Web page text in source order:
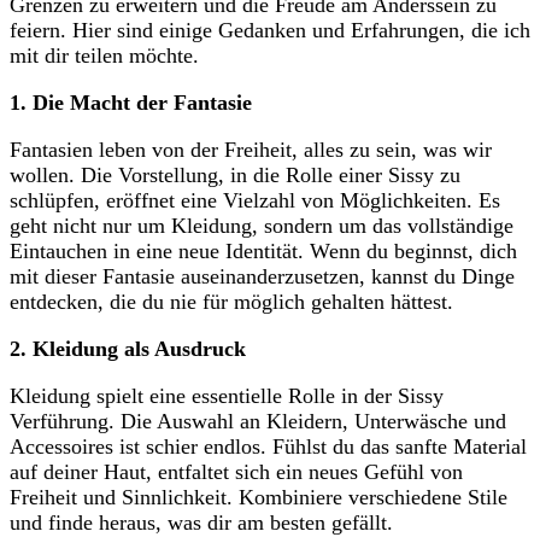
Grenzen zu erweitern und die Freude am Anderssein zu
feiern. Hier sind einige⁢ Gedanken und Erfahrungen, die ich
mit⁣ dir teilen möchte.
1. Die ⁣Macht ⁣der Fantasie
Fantasien leben von ‍der Freiheit, alles zu sein, was wir‍
wollen. Die Vorstellung, in die Rolle einer Sissy zu
schlüpfen, eröffnet eine Vielzahl​ von⁣ Möglichkeiten. Es
geht nicht nur um Kleidung, sondern‍ um das vollständige
⁣Eintauchen in eine neue Identität. Wenn⁢ du beginnst, dich
mit dieser ​Fantasie auseinanderzusetzen, kannst du Dinge
entdecken,⁢ die du ‌nie für möglich gehalten hättest.
2. Kleidung als Ausdruck
Kleidung spielt eine essentielle Rolle in der Sissy‌
Verführung. Die Auswahl an Kleidern, Unterwäsche und
Accessoires ist schier endlos. Fühlst du das sanfte Material⁣
auf deiner ​Haut, entfaltet sich ‍ein neues Gefühl von
Freiheit und‍ Sinnlichkeit.​ Kombiniere verschiedene Stile
und finde heraus,⁣ was​ dir am besten gefällt.